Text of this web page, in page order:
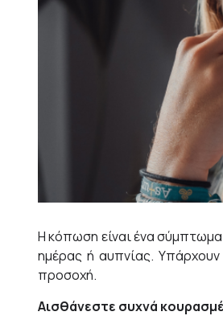
Η κόπωση είναι ένα
ημέρας ή αυπνίας.
προσοχή.
Αισθάνεστε συχνά